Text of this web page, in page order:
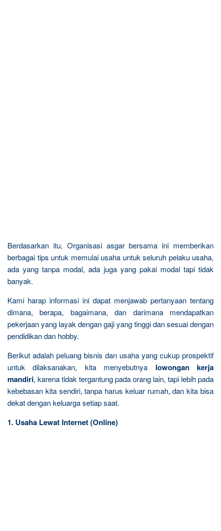
Berdasarkan itu, Organisasi asgar bersama ini memberikan
berbagai tips untuk memulai usaha untuk seluruh pelaku usaha,
ada yang tanpa modal, ada juga yang pakai modal tapi tidak
banyak.
Kami harap informasi ini dapat menjawab pertanyaan tentang
dimana, berapa, bagaimana, dan darimana mendapatkan
pekerjaan yang layak dengan gaji yang tinggi dan sesuai dengan
pendidikan dan hobby.
Berikut adalah peluang bisnis dan usaha yang cukup prospektif
untuk dilaksanakan, kita menyebutnya lowongan kerja
mandiri, karena tidak tergantung pada orang lain, tapi lebih pada
kebebasan kita sendiri, tanpa harus keluar rumah, dan kita bisa
dekat dengan keluarga setiap saat.
1. Usaha Lewat Internet (Online)